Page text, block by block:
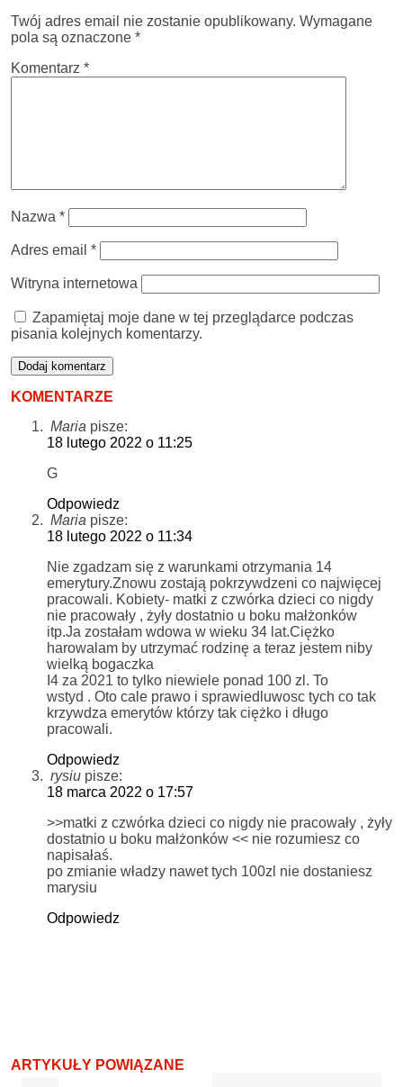
Twój adres email nie zostanie opublikowany. Wymagane
pola są oznaczone *
Komentarz *
Nazwa *
Adres email *
Witryna internetowa
Zapamiętaj moje dane w tej przeglądarce podczas
pisania kolejnych komentarzy.
KOMENTARZE
Maria pisze:
18 lutego 2022 o 11:25
G
Odpowiedz
Maria pisze:
18 lutego 2022 o 11:34
Nie zgadzam się z warunkami otrzymania 14
emerytury.Znowu zostają pokrzywdzeni co najwięcej
pracowali. Kobiety- matki z czwórka dzieci co nigdy
nie pracowały , żyły dostatnio u boku małżonków
itp.Ja zostałam wdowa w wieku 34 lat.Ciężko
harowalam by utrzymać rodzinę a teraz jestem niby
wielką bogaczka
I4 za 2021 to tylko niewiele ponad 100 zl. To
wstyd . Oto cale prawo i sprawiedluwosc tych co tak
krzywdza emerytów którzy tak ciężko i długo
pracowali.
Odpowiedz
rysiu pisze:
18 marca 2022 o 17:57
>>matki z czwórka dzieci co nigdy nie pracowały , żyły
dostatnio u boku małżonków << nie rozumiesz co
napisałaś.
po zmianie władzy nawet tych 100zl nie dostaniesz
marysiu
Odpowiedz
ARTYKUŁY POWIĄZANE